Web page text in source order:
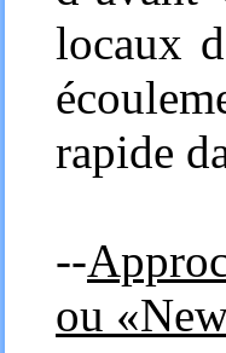
locaux
rapide
--
ou